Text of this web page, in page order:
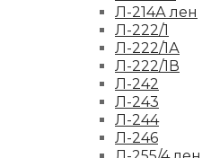
Л-214А лен
Л-222/1
Л-222/1А
Л-222/1В
Л-242
Л-243
Л-244
Л-246